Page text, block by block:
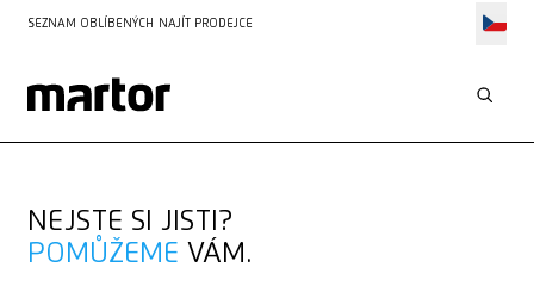
SEZNAM OBLÍBENÝCH NAJÍT PRODEJCE
NEJSTE SI JISTI?
POMŮŽEME VÁM.